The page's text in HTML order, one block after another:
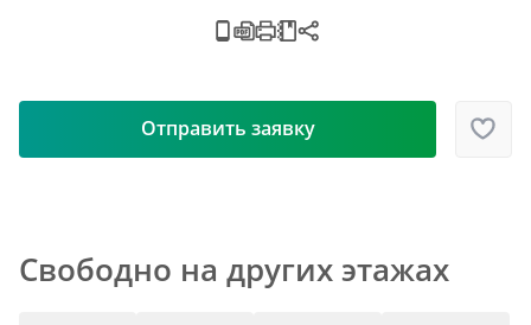
Отправить заявку
Свободно на других этажах